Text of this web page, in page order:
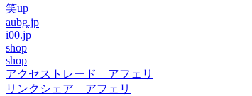
笑up
aubg.jp
i00.jp
shop
shop
アクセストレード アフェリ
リンクシェア アフェリ